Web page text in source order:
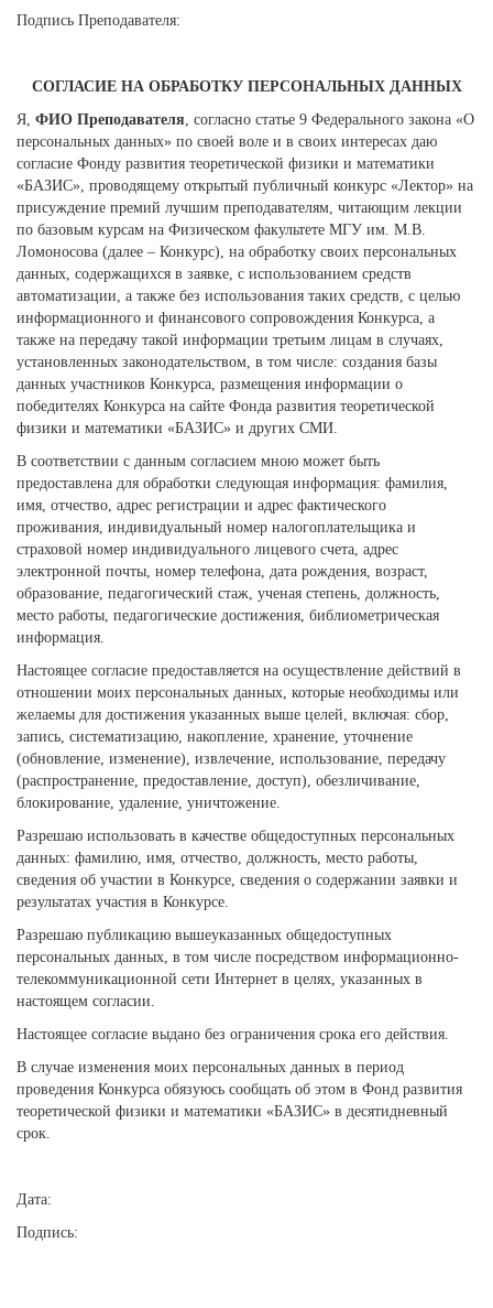
Подпись Преподавателя:
СОГЛАСИЕ НА ОБРАБОТКУ ПЕРСОНАЛЬНЫХ ДАННЫХ
Я, ФИО Преподавателя, согласно статье 9 Федерального закона «О
персональных данных» по своей воле и в своих интересах даю
согласие Фонду развития теоретической физики и математики
«БАЗИС», проводящему открытый публичный конкурс «Лектор» на
присуждение премий лучшим преподавателям, читающим лекции
по базовым курсам на Физическом факультете МГУ им. М.В.
Ломоносова (далее – Конкурс), на обработку своих персональных
данных, содержащихся в заявке, с использованием средств
автоматизации, а также без использования таких средств, с целью
информационного и финансового сопровождения Конкурса, а
также на передачу такой информации третьим лицам в случаях,
установленных законодательством, в том числе: создания базы
данных участников Конкурса, размещения информации о
победителях Конкурса на сайте Фонда развития теоретической
физики и математики «БАЗИС» и других СМИ.
В соответствии с данным согласием мною может быть
предоставлена для обработки следующая информация: фамилия,
имя, отчество, адрес регистрации и адрес фактического
проживания, индивидуальный номер налогоплательщика и
страховой номер индивидуального лицевого счета, адрес
электронной почты, номер телефона, дата рождения, возраст,
образование, педагогический стаж, ученая степень, должность,
место работы, педагогические достижения, библиометрическая
информация.
Настоящее согласие предоставляется на осуществление действий в
отношении моих персональных данных, которые необходимы или
желаемы для достижения указанных выше целей, включая: сбор,
запись, систематизацию, накопление, хранение, уточнение
(обновление, изменение), извлечение, использование, передачу
(распространение, предоставление, доступ), обезличивание,
блокирование, удаление, уничтожение.
Разрешаю использовать в качестве общедоступных персональных
данных: фамилию, имя, отчество, должность, место работы,
сведения об участии в Конкурсе, сведения о содержании заявки и
результатах участия в Конкурсе.
Разрешаю публикацию вышеуказанных общедоступных
персональных данных, в том числе посредством информационно-
телекоммуникационной сети Интернет в целях, указанных в
настоящем согласии.
Настоящее согласие выдано без ограничения срока его действия.
В случае изменения моих персональных данных в период
проведения Конкурса обязуюсь сообщать об этом в Фонд развития
теоретической физики и математики «БАЗИС» в десятидневный
срок.
Дата:
Подпись: